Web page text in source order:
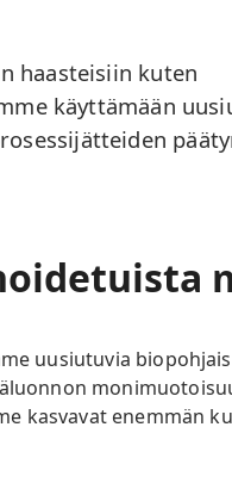
haasteisiin kuten
käyttämään
uusiutuvia
kasvavat enemmän